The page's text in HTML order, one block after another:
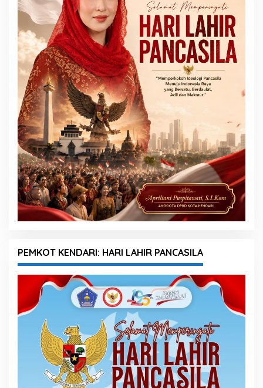
PEMKOT KENDARI: HARI LAHIR PANCASILA